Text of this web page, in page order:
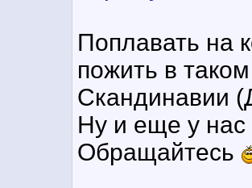
Поплавать на
пожить в
Скандинавии
Ну и еще у
Обращайтесь